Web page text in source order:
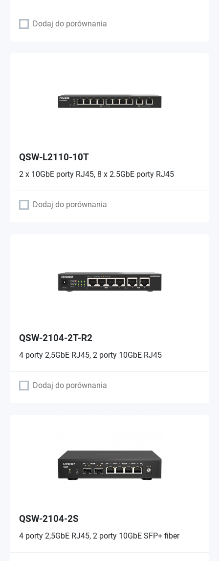
Dodaj do porównania
QSW-L2110-10T
2 x 10GbE porty RJ45, 8 x 2.5GbE porty RJ45
Dodaj do porównania
QSW-2104-2T-R2
4 porty 2,5GbE RJ45, 2 porty 10GbE RJ45
Dodaj do porównania
QSW-2104-2S
4 porty 2,5GbE RJ45, 2 porty 10GbE SFP+ fiber